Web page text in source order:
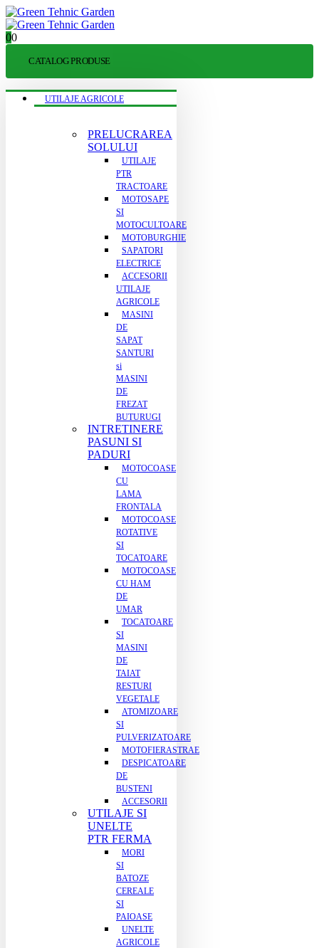
00
CATALOG PRODUSE
UTILAJE AGRICOLE
PRELUCRAREA
SOLULUI
UTILAJE
PTR
TRACTOARE
MOTOSAPE
SI
MOTOCULTOARE
MOTOBURGHIE
SAPATORI
ELECTRICE
ACCESORII
UTILAJE
AGRICOLE
MASINI
DE
SAPAT
SANTURI
si
MASINI
DE
FREZAT
BUTURUGI
INTRETINERE
PASUNI SI
PADURI
MOTOCOASE
CU
LAMA
FRONTALA
MOTOCOASE
ROTATIVE
SI
TOCATOARE
MOTOCOASE
CU HAM
DE
UMAR
TOCATOARE
SI
MASINI
DE
TAIAT
RESTURI
VEGETALE
ATOMIZOARE
SI
PULVERIZATOARE
MOTOFIERASTRAE
DESPICATOARE
DE
BUSTENI
ACCESORII
UTILAJE SI
UNELTE
PTR FERMA
MORI
SI
BATOZE
CEREALE
SI
PAIOASE
UNELTE
AGRICOLE